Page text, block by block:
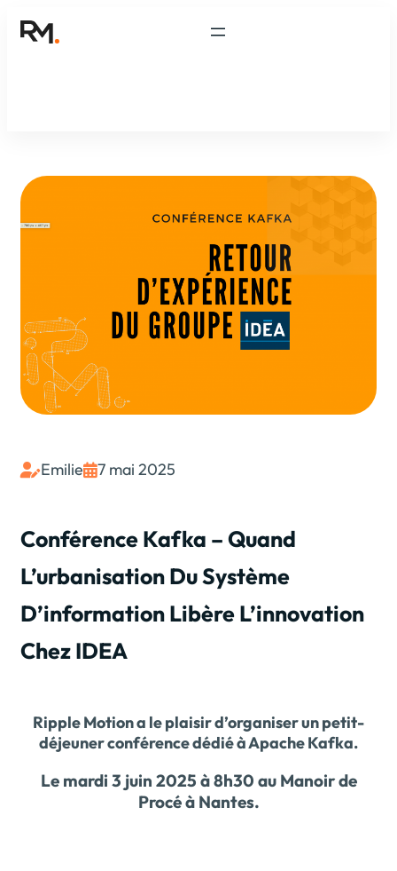
Emilie7 mai 2025
Conférence Kafka – Quand
L’urbanisation Du Système
D’information Libère L’innovation
Chez IDEA
Ripple Motion a le plaisir d’organiser un petit-
déjeuner conférence dédié à Apache Kafka.
Le mardi 3 juin 2025 à 8h30 au Manoir de
Procé à Nantes.